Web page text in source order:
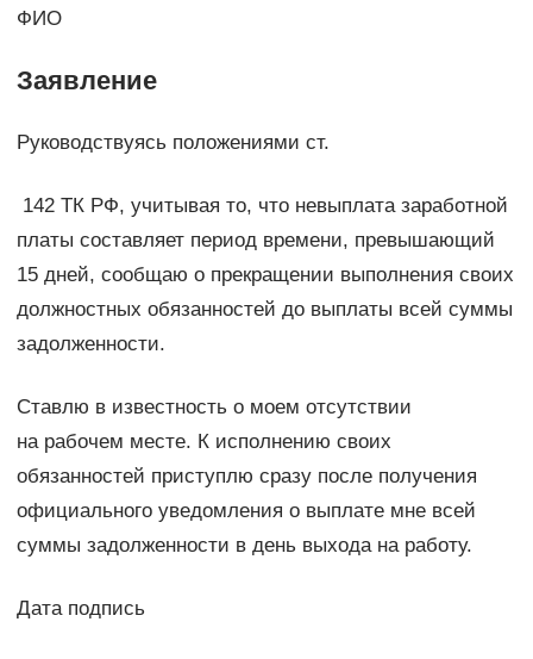
ФИО
Заявление
Руководствуясь положениями ст.
142 ТК РФ, учитывая то, что невыплата заработной
платы составляет период времени, превышающий
15 дней, сообщаю о прекращении выполнения своих
должностных обязанностей до выплаты всей суммы
задолженности.
Ставлю в известность о моем отсутствии
на рабочем месте. К исполнению своих
обязанностей приступлю сразу после получения
официального уведомления о выплате мне всей
суммы задолженности в день выхода на работу.
Дата подпись